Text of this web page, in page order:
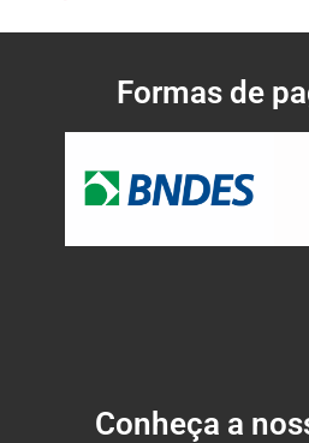
Formas de
Conheça a